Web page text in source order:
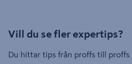
Vill du se fler expertips?
Du hittar tips från proffs till proffs